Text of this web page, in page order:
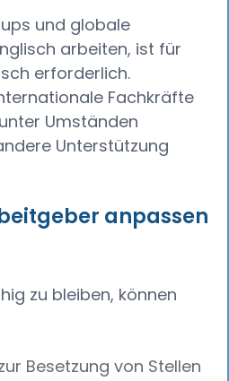
und globale
arbeiten, ist für
erforderlich.
Fachkräfte
Umständen
Unterstützung
anpassen
zu bleiben, können
Besetzung von Stellen